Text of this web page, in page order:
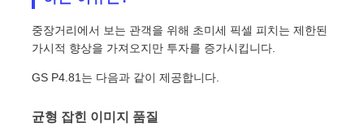
중장거리에서 보는 관객을 위해 초미세 픽셀 피치는 제한된
가시적 향상을 가져오지만 투자를 증가시킵니다.
GS P4.81는 다음과 같이 제공합니다.
균형 잡힌 이미지 품질